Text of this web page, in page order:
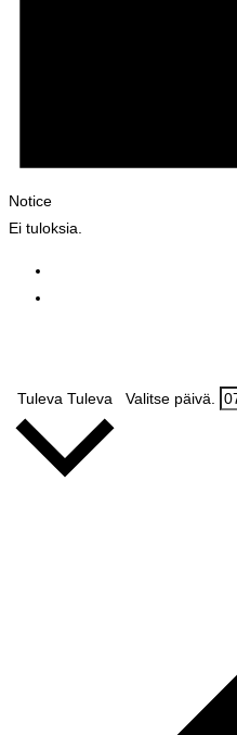
Notice
Ei tuloksia.
Tuleva Tuleva Valitse päivä.